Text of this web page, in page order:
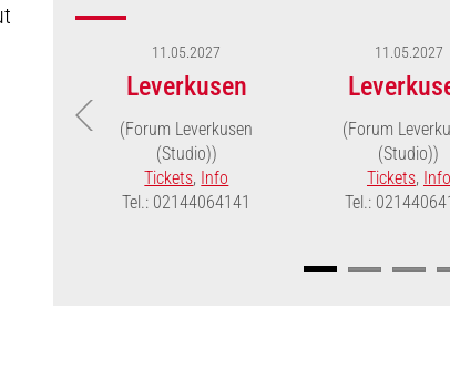
11.05.2027
Leverkusen
(Forum Leverkusen
(Studio))
Tickets, Info
Tel.: 02144064141
11.05.2027
(Forum
(Studio))
Tickets, Info
Tel.: